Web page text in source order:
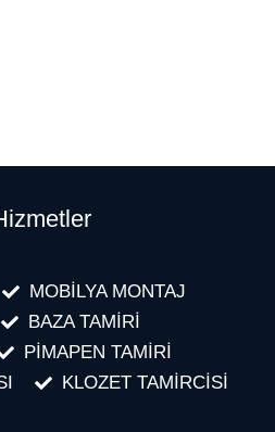
MOBİLYA MONTAJ
BAZA TAMİRİ
PİMAPEN TAMİRİ
KLOZET TAMİRCİSİ